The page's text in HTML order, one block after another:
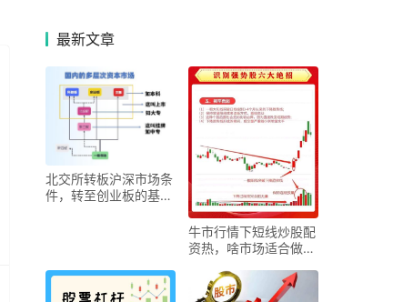
最新文章
北交所转板沪深市场条
件，转至创业板的基础
牛市行情下短线炒股配
资热，啥市场适合做短